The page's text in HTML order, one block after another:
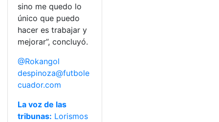
sino me quedo lo
único que puedo
hacer es trabajar y
mejorar”, concluyó.
@Rokangol
despinoza@futbole
cuador.com
La voz de las
tribunas: Lorismos